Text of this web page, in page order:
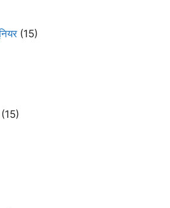
(15)
(15)